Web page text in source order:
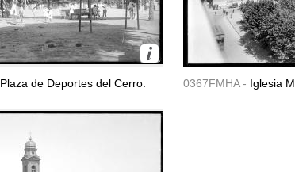
Plaza de Deportes del Cerro. 0367FMHA - Iglesia